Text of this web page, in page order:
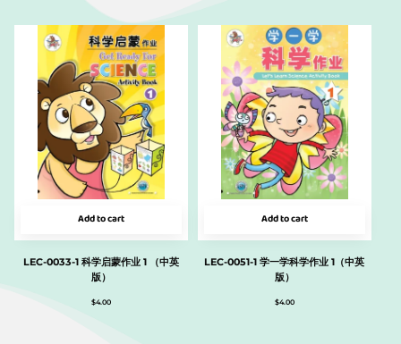
Add to cart
LEC-0033-1 科学启蒙作业 1 （中英
版）
$4.00
Add to cart
LEC-0051-1 学一学科学作业 1（中英
版）
$4.00